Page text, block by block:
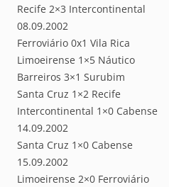
Recife 2×3 Intercontinental
08.09.2002
Ferroviário 0x1 Vila Rica
Limoeirense 1×5 Náutico
Barreiros 3×1 Surubim
Santa Cruz 1×2 Recife
Intercontinental 1×0 Cabense
14.09.2002
Santa Cruz 1×0 Cabense
15.09.2002
Limoeirense 2×0 Ferroviário